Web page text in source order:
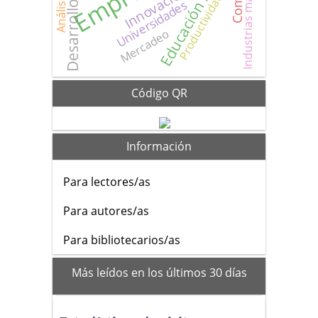
Universidades
MercadeoProductividad
Código QR
Información
Para lectores/as
Para autores/as
Para bibliotecarios/as
mas_vistos
Más leídos en los últimos 30 días